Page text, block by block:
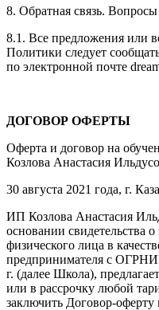
8. Обратная связь.
8.1. Все предложения или
Политики следует
по электронной почте
ДОГОВОР ОФЕРТЫ
Оферта и договор на
Козлова Анастасия
30 августа 2021 года, г.
ИП Козлова Анастасия
основании свидетельства
физического лица в
предпринимателя с
г. (далее Школа),
или в рассрочку любой
заключить Договор-